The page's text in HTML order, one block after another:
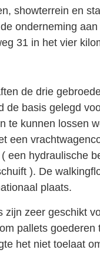
showterrein en
onderneming
31 in het vier
de drie
de basis gelegd
te kunnen lossen
een
een hydraulische
). De
plaats.
zijn zeer geschikt
pallets
het niet toelaat